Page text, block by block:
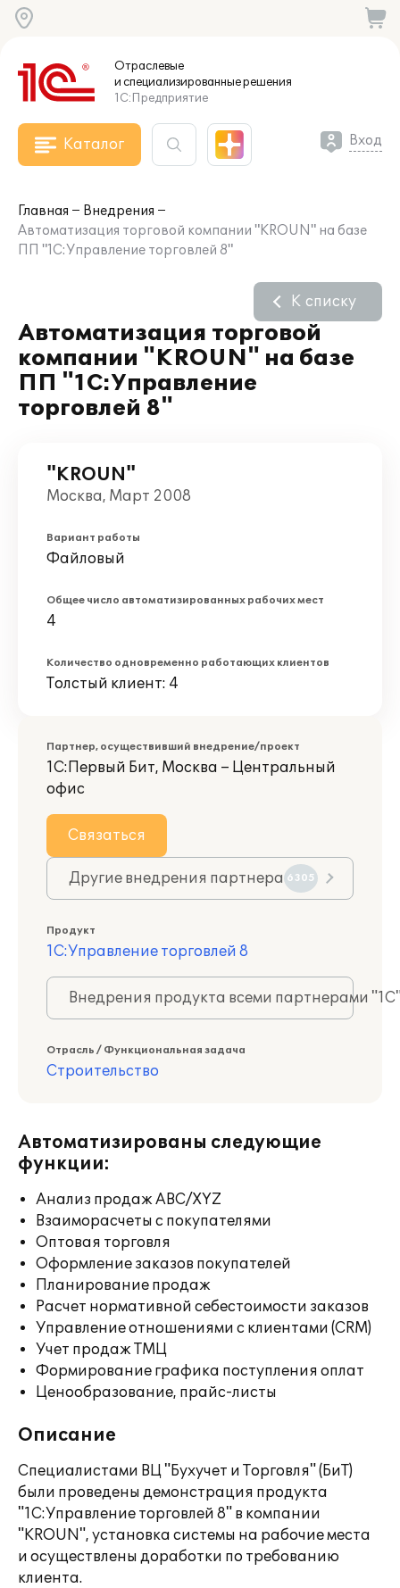
Отраслевые
и специализированныерешения
1С:Предприятие
Каталог Вход
Главная
Внедрения
Автоматизация торговой компании "KROUN" на базе
ПП "1С:Управление торговлей 8"
Автоматизация торговой
компании "KROUN" на базе
ПП "1С:Управление
торговлей 8"
К списку
"KROUN"
Москва, Март 2008
Вариант работы
Файловый
Общее число автоматизированных рабочих мест
4
Количество одновременно работающих клиентов
Толстый клиент: 4
Партнер, осуществивший внедрение/проект
1С:Первый Бит, Москва – Центральный
офис
Связаться
Другие внедрения партнера 6305
Продукт
1С:Управление торговлей 8
Внедрения продукта всеми партнерами
Отрасль / Функциональная задача
Строительство
Автоматизированы следующие
функции:
Анализ продаж ABC/XYZ
Взаиморасчеты с покупателями
Оптовая торговля
Оформление заказов покупателей
Планирование продаж
Расчет нормативной себестоимости заказов
Управление отношениями с клиентами (CRM)
Учет продаж ТМЦ
Формирование графика поступления оплат
Ценообразование, прайс-листы
Описание
Специалистами ВЦ "Бухучет и Торговля" (БиТ)
были проведены демонстрация продукта
"1С:Управление торговлей 8" в компании
"KROUN", установка системы на рабочие места
и осуществлены доработки по требованию
клиента.